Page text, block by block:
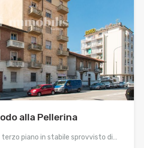
alla Pellerina
terzo piano in stabile sprovvisto di…